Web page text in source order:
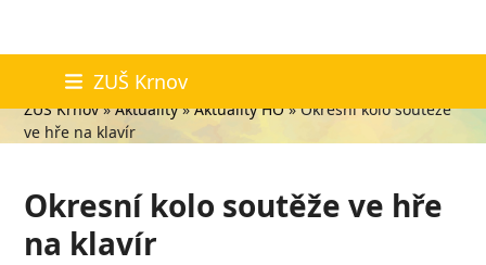
content
ZUŠ Krnov
Aktuality
ZUŠ Krnov»Aktuality»Aktuality HO»Okresní kolo soutěže
ve hře na klavír
Okresní kolo soutěže ve hře
na klavír